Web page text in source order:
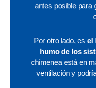
antes posible para
Por otro lado, es el
humo de los
chimenea está en
ventilación y